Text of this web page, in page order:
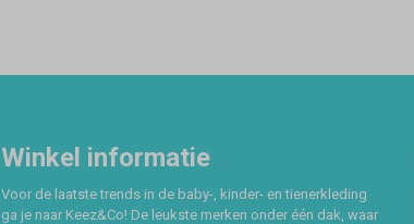
Winkel informatie
Voor de laatste trends in de baby-, kinder- en tienerkleding
ga je naar Keez&Co! De leukste merken onder één dak, waar